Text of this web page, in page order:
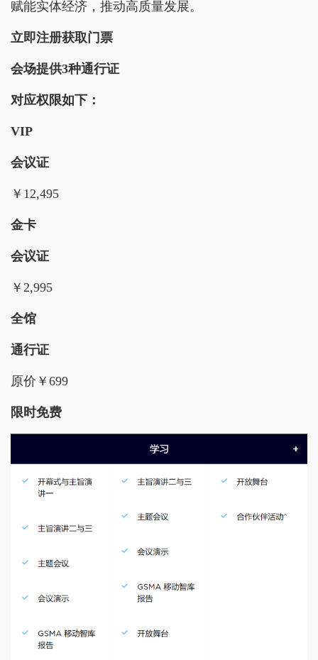
赋能实体经济，推动高质量发展。
立即注册获取门票
会场提供3种通行证
对应权限如下：
VIP
会议证
￥12,495
金卡
会议证
￥2,995
全馆
通行证
原价￥699
限时免费